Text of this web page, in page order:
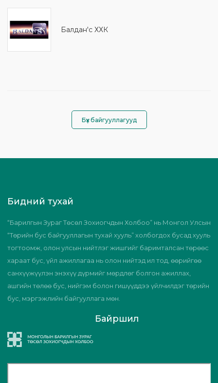
Балдан'с ХХК
Бүх байгууллагууд
Бидний тухай
“Барилгын Зураг Төсөл Зохиогчдын Холбоо” нь Монгол Улсын
“Төрийн бус байгууллагын тухай хууль” холбогдох бусад хууль
тогтоомж, олон улсын нийтлэг жишгийг баримталсан төрөөс
хараат бус, үйл ажиллагаа нь олон нийтэд ил тод, өөрийгөө
санхүүжүүлэн энэхүү дүрмийг мөрдлөг болгон ажиллах,
ашгийн төлөө бус, нийгэм болон гишүүддээ үйлчилдэг төрийн
бус, мэргэжлийн байгууллага мөн.
Байршил